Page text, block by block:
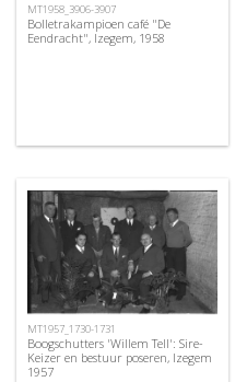
MT1958_3906-3907
Bolletrakampioen café "De
Eendracht", Izegem, 1958
MT1957_1730-1731
Boogschutters 'Willem Tell': Sire-
Keizer en bestuur poseren, Izegem
1957